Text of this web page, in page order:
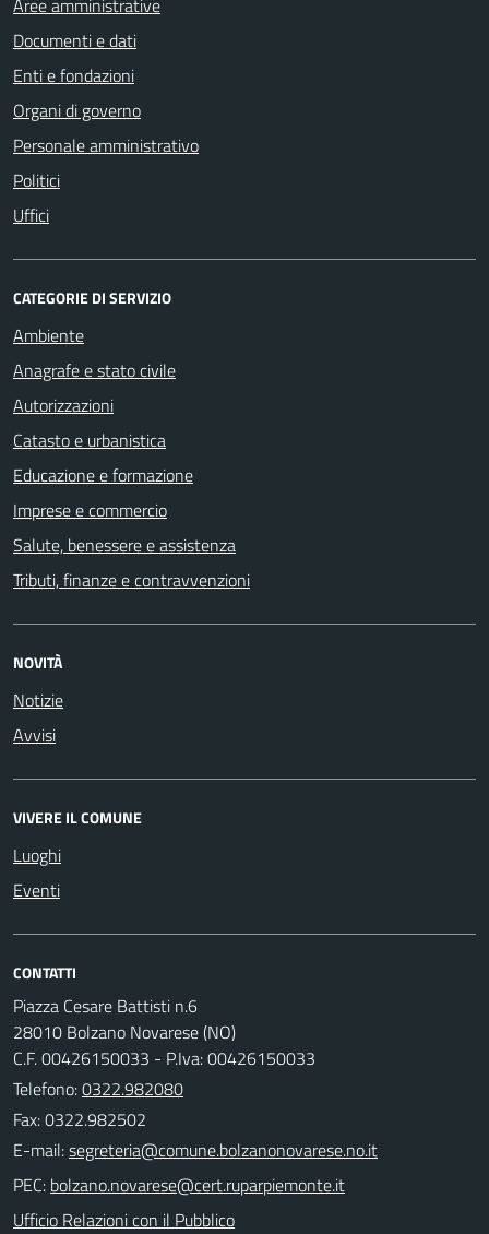
Documenti e dati
Enti e fondazioni
Organi di governo
Personale amministrativo
Politici
Uffici
CATEGORIE DI SERVIZIO
Ambiente
Anagrafe e stato civile
Autorizzazioni
Catasto e urbanistica
Educazione e formazione
Imprese e commercio
Salute, benessere e assistenza
Tributi, finanze e contravvenzioni
NOVITÀ
Notizie
Avvisi
VIVERE IL COMUNE
Luoghi
Eventi
CONTATTI
Piazza Cesare Battisti n.6
28010 Bolzano Novarese (NO)
C.F. 00426150033 - P.Iva: 00426150033
Telefono:0322.982080
Fax: 0322.982502
E-mail:
PEC:
Ufficio Relazioni con il Pubblico